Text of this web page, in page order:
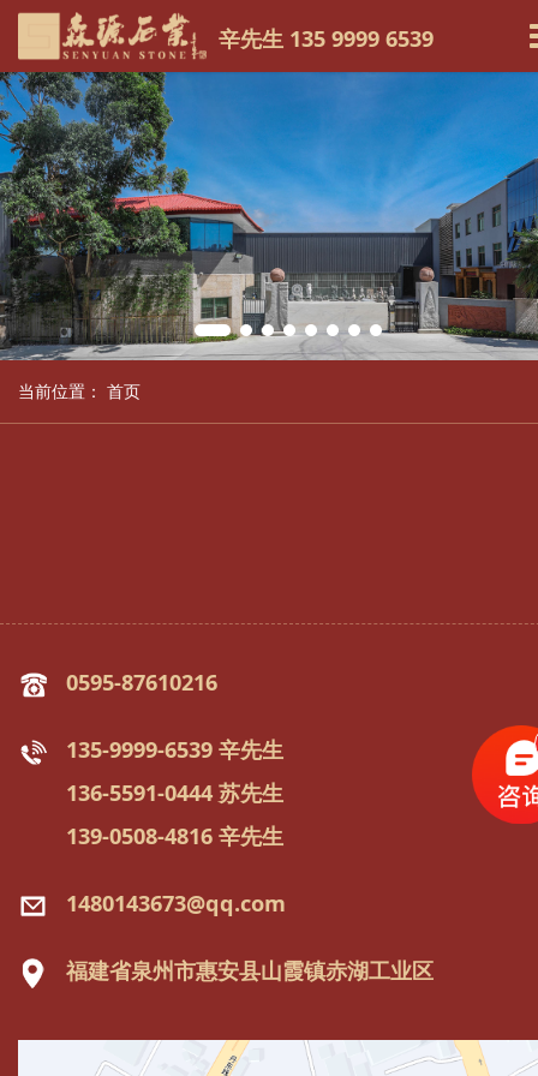
辛先生 135 9999 6539
当前位置： 首页
0595-87610216
135-9999-6539 辛先生
136-5591-0444 苏先生
139-0508-4816 辛先生
1480143673@qq.com
福建省泉州市惠安县山霞镇赤湖工业区